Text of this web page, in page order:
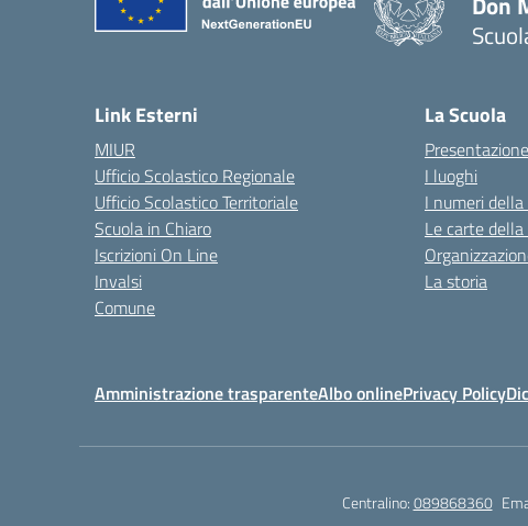
Link Esterni
MIUR
Ufficio Scolastico Regionale
Ufficio Scolastico Territoriale
Scuola in Chiaro
Iscrizioni On Line
Invalsi
Comune
La Scuola
Presentazione
I luoghi
I numeri
Le carte
La storia
Amministrazione trasparenteAlbo onlinePrivacy Policy
Centralino:089868360